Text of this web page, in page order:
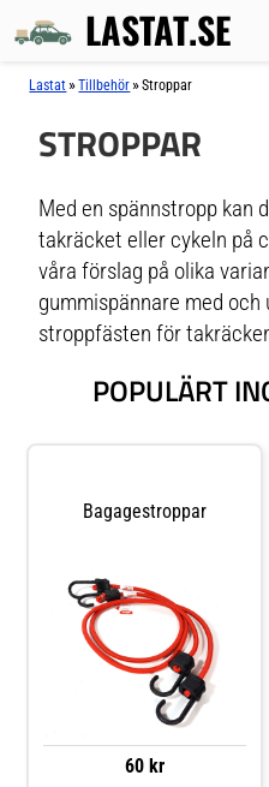
LASTAT.SE
Lastat »Tillbehör »Stroppar
STROPPAR
Med en spännstropp kan
takräcket eller cykeln på
våra förslag på olika
gummispännare med och
stroppfästen för
POPULÄRT
Bagagestroppar
60 kr